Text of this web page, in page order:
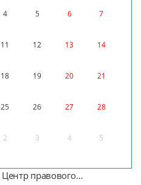
4 5 6 7
11 12 13 14
18 19 20 21
25 26 27 28
2 3 4 5
Центр правового